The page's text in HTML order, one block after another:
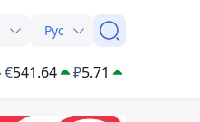
Рус
€541.64 ₽5.71